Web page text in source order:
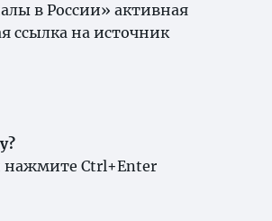
в России» активная
ссылка на источник
нажмите Ctrl+Enter